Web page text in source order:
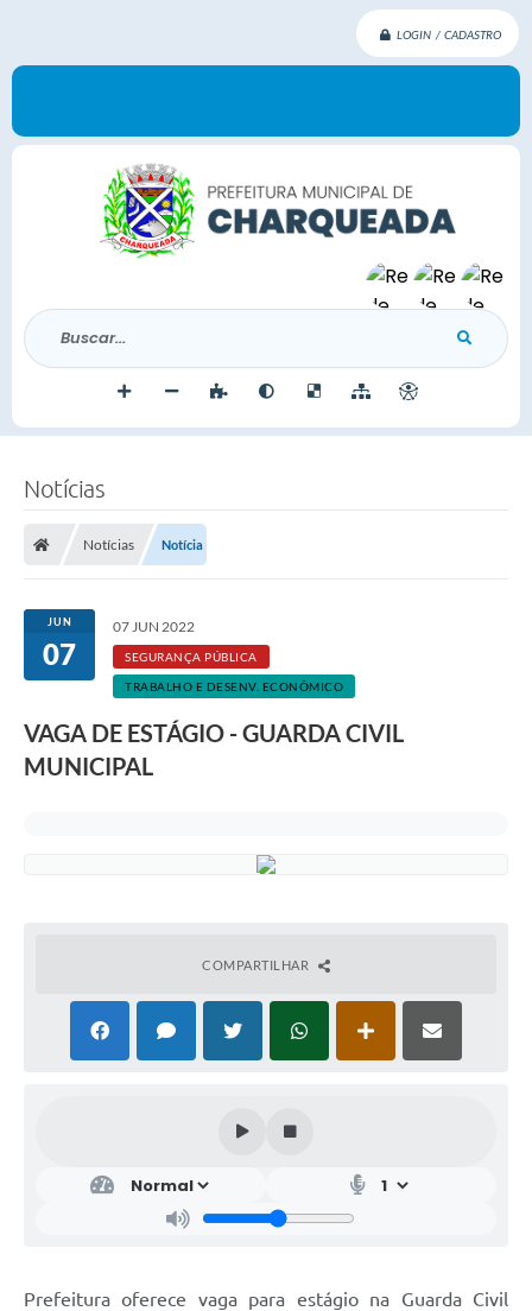
LOGIN / CADASTRO
Buscar...
Notícias
Notícias Notícia
JUN
07
07 JUN 2022
SEGURANÇA PÚBLICA
TRABALHO E DESENV. ECONÔMICO
VAGA DE ESTÁGIO - GUARDA CIVIL
MUNICIPAL
COMPARTILHAR
Prefeitura oferece vaga para estágio na Guarda Civil